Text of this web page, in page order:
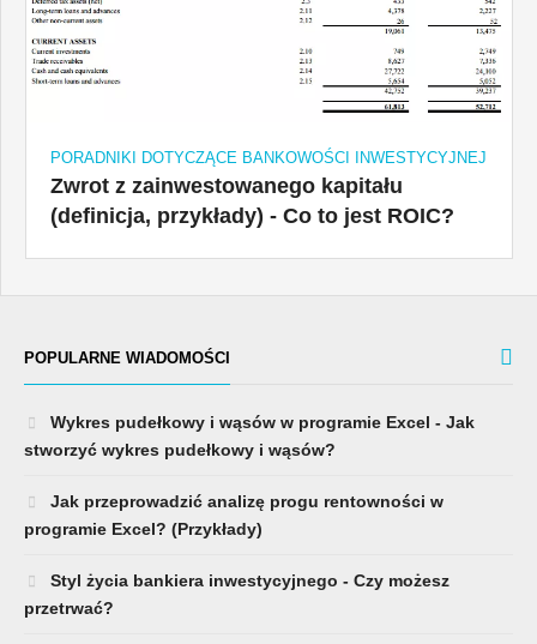
PORADNIKI DOTYCZĄCE BANKOWOŚCI INWESTYCYJNEJ
Zwrot z zainwestowanego kapitału
(definicja, przykłady) - Co to jest ROIC?
POPULARNE WIADOMOŚCI
Wykres pudełkowy i wąsów w programie Excel - Jak
stworzyć wykres pudełkowy i wąsów?
Jak przeprowadzić analizę progu rentowności w
programie Excel? (Przykłady)
Styl życia bankiera inwestycyjnego - Czy możesz
przetrwać?